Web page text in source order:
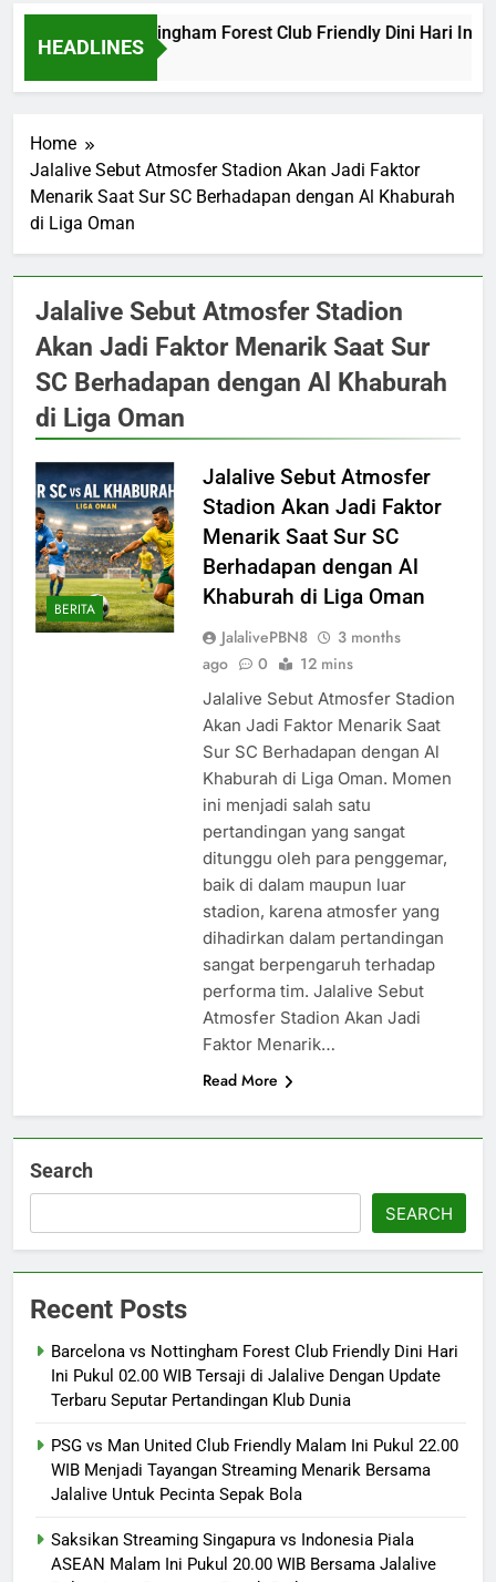
HEADLINES
Barcelona vs Nottingham Forest Club Friendly Dini Hari Ini
17 Hours Ago
Home
Jalalive Sebut Atmosfer Stadion Akan Jadi Faktor
Menarik Saat Sur SC Berhadapan dengan Al Khaburah
di Liga Oman
Jalalive Sebut Atmosfer Stadion
Akan Jadi Faktor Menarik Saat Sur
SC Berhadapan dengan Al Khaburah
di Liga Oman
BERITA
Jalalive Sebut Atmosfer
Stadion Akan Jadi Faktor
Menarik Saat Sur SC
Berhadapan dengan Al
Khaburah di Liga Oman
JalalivePBN8
3 months
ago
0 12 mins
Jalalive Sebut Atmosfer Stadion
Akan Jadi Faktor Menarik Saat
Sur SC Berhadapan dengan Al
Khaburah di Liga Oman. Momen
ini menjadi salah satu
pertandingan yang sangat
ditunggu oleh para penggemar,
baik di dalam maupun luar
stadion, karena atmosfer yang
dihadirkan dalam pertandingan
sangat berpengaruh terhadap
performa tim. Jalalive Sebut
Atmosfer Stadion Akan Jadi
Faktor Menarik…
Read More
Search
SEARCH
Recent Posts
Barcelona vs Nottingham Forest Club Friendly Dini Hari
Ini Pukul 02.00 WIB Tersaji di Jalalive Dengan Update
Terbaru Seputar Pertandingan Klub Dunia
PSG vs Man United Club Friendly Malam Ini Pukul 22.00
WIB Menjadi Tayangan Streaming Menarik Bersama
Jalalive Untuk Pecinta Sepak Bola
Saksikan Streaming Singapura vs Indonesia Piala
ASEAN Malam Ini Pukul 20.00 WIB Bersama Jalalive